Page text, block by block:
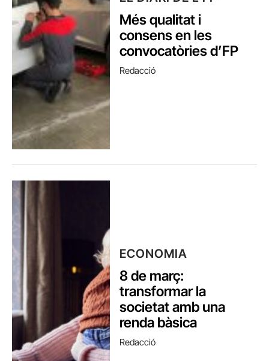
Més qualitat i
consens en les
convocatòries d’FP
Redacció
ECONOMIA
8 de març:
transformar la
societat amb una
renda bàsica
Redacció